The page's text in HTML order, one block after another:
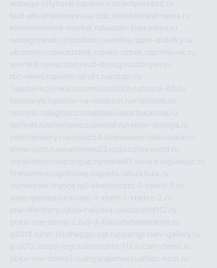
alabuga-cityhotel.rupornv.ruatlantpereezd.ru
bud-em-znakomye.rua-cdc.ruelektrostal-news.ru
korolevremont-market.rubudem-znakomye.ru
oooagrosnab.rufpodaso.ruemfire.rupro-otdelky.ru
ukrasotki.ruseksuzbek.ruseks-uzbek.ruporno-vk.ru
sovratili.ruolecoon.ruvd-dosug.ruadonyev.ru
rbc-news.ruporno-skvirt.rukrospr.ru
13autor-kolonka.rusormol.ru2rich.ru hostel-65.ru
hostserve.ruporno-na-russkom.ru mishinlab.ru
neznobi.rubigfatcc.ru habble.rustarbucksvia.ru
delfinet.rusilvernano.ruelestal.ruvektor-doroga.ru
velotrenajery.rupronso54.ru lenasever.ru lovinskix.ru
show-pets.rusmartnews03.rudiscofoxworld.ru
miraclecoon.rupongup.ru hostel65.ru liura.ruglasspb.ru
firehunters.rugribowo.rugnalis.rubulkitula.ru
hometown-france.ru1-xbeticricetc-1-xbetti-5.ru
shop-garena.rucricetc-1-xbetr-1-xbetcc-2.ru
one-life-story.rutop-halyava.ruaccounts112.ru
poka-vse-doma-2.ru3-d-file.ru hahahaharms.ru
g2012.rutst-1.rushaggy-cat.ruopsmgr.ruev-gallery.ru
g-2012.ruops-mgr.ruaccounts-112.rucsm-demo.ru
poka-vse-doma2.ruairgungames.ruallseo-host.ru